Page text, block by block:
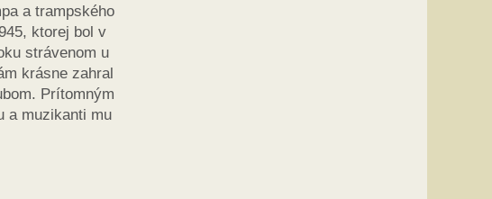
a trampského
ktorej bol v
strávenom u
krásne zahral
Prítomným
a muzikanti mu